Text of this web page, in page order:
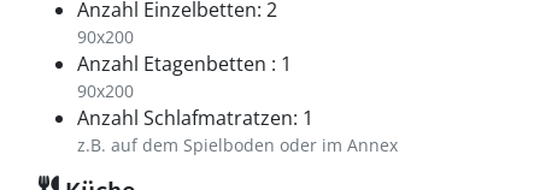
Anzahl Einzelbetten: 2
90x200
Anzahl Etagenbetten : 1
90x200
Anzahl Schlafmatratzen: 1
z.B. auf dem Spielboden oder im Annex